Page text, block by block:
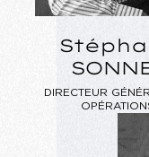
DIRECTEUR